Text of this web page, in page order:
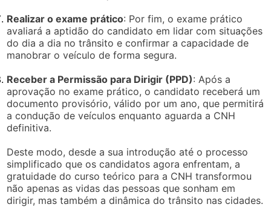
Realizar o exame prático: Por fim, o exame prático
avaliará a aptidão do candidato em lidar com situações
do dia a dia no trânsito e confirmar a capacidade de
manobrar o veículo de forma segura.
Receber a Permissão para Dirigir (PPD): Após a
aprovação no exame prático, o candidato receberá um
documento provisório, válido por um ano, que permitirá
a condução de veículos enquanto aguarda a CNH
definitiva.
Deste modo, desde a sua introdução até o processo
simplificado que os candidatos agora enfrentam, a
gratuidade do curso teórico para a CNH transformou
não apenas as vidas das pessoas que sonham em
dirigir, mas também a dinâmica do trânsito nas cidades.